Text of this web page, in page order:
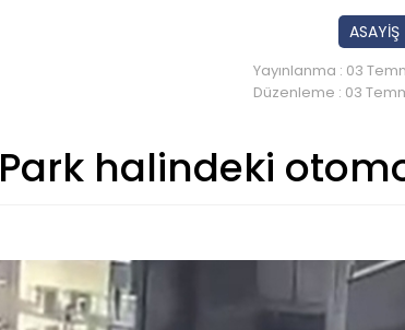
ASAYİŞ
Yayınlanma : 03
Düzenleme : 03
Park halindeki